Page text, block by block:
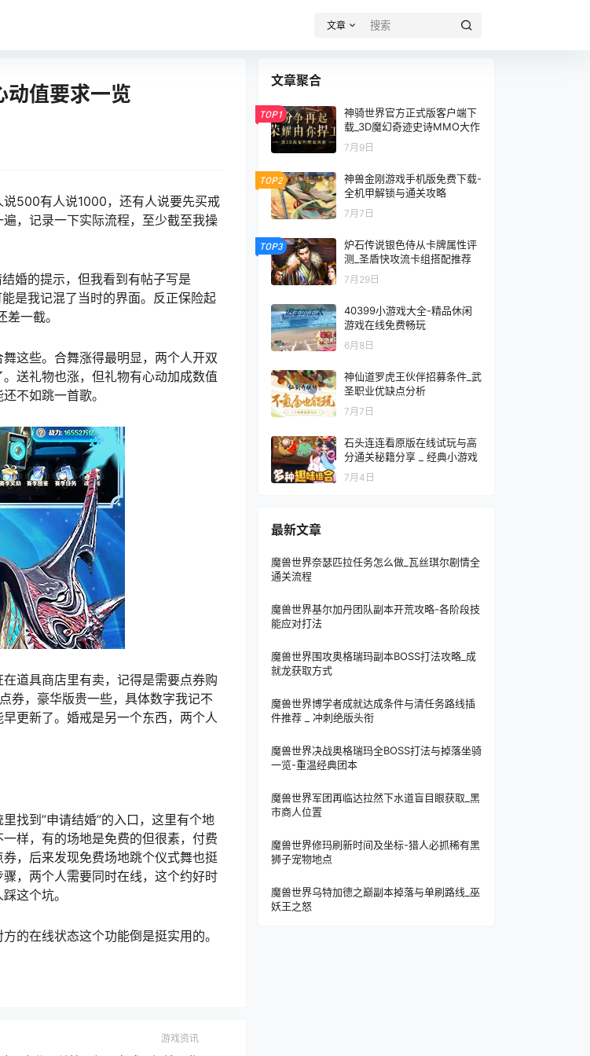
文章
动值要求一览
500有人说1000，还有人说要先买戒
，记录一下实际流程，至少截至我操
婚的提示，但我看到有帖子写是
是我记混了当时的界面。反正保险起
一截。
这些。合舞涨得最明显，两个人开双
送礼物也涨，但礼物有心动加成数值
不如跳一首歌。
道具商店里有卖，记得是需要点券购
券，豪华版贵一些，具体数字我记不
更新了。婚戒是另一个东西，两个人
找到”申请结婚”的入口，这里有个地
样，有的场地是免费的但很素，付费
，后来发现免费场地跳个仪式舞也挺
，两个人需要同时在线，这个约好时
这个坑。
的在线状态这个功能倒是挺实用的。
游戏资讯
文章聚合
TOP1
神骑世界官方正式版客户端下
载_3D魔幻奇迹史诗MMO大作
7月9日
TOP2
神兽金刚游戏手机版免费下载-
全机甲解锁与通关攻略
7月7日
TOP3
炉石传说银色侍从卡牌属性评
测_圣盾快攻流卡组搭配推荐
7月29日
40399小游戏大全-精品休闲
游戏在线免费畅玩
6月8日
神仙道罗虎王伙伴招募条件_武
圣职业优缺点分析
7月7日
石头连连看原版在线试玩与高
分通关秘籍分享 _ 经典小游戏
7月4日
最新文章
魔兽世界奈瑟匹拉任务怎么做_瓦丝琪尔剧情全
通关流程
魔兽世界基尔加丹团队副本开荒攻略-各阶段技
能应对打法
魔兽世界围攻奥格瑞玛副本BOSS打法攻略_成
就龙获取方式
魔兽世界博学者成就达成条件与清任务路线插
件推荐 _ 冲刺绝版头衔
魔兽世界决战奥格瑞玛全BOSS打法与掉落坐骑
一览-重温经典团本
魔兽世界军团再临达拉然下水道盲目眼获取_黑
市商人位置
魔兽世界修玛刷新时间及坐标-猎人必抓稀有黑
狮子宠物地点
魔兽世界乌特加德之巅副本掉落与单刷路线_巫
妖王之怒